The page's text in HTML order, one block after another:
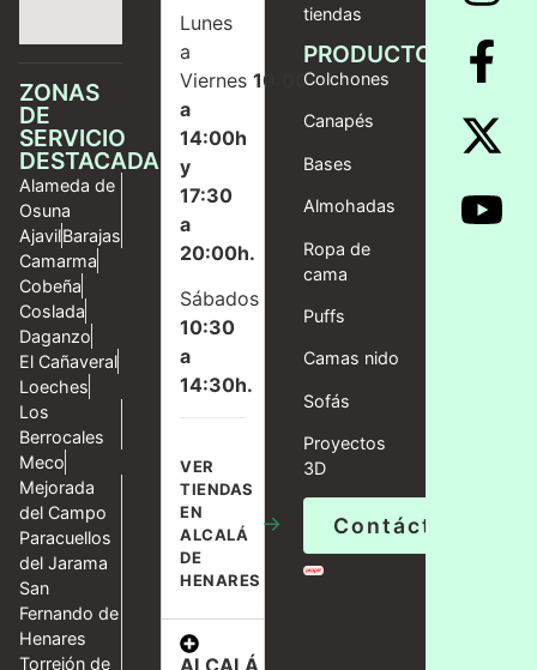
ZONAS
DE
SERVICIO
DESTACADAS
Alameda de
Osuna
AjavilBarajas
Camarma
Cobeña
Coslada
Daganzo
El Cañaveral
Loeches
Los
Berrocales
Meco
Mejorada
del Campo
Paracuellos
del Jarama
San
Fernando de
Henares
Torrejón de
Lunes
a
Viernes10:00
a
14:00h
y
17:30
a
20:00h.
Sábados
10:30
a
14:30h.
VER
TIENDAS
EN
ALCALÁ
DE
HENARES
→
ALCALÁ
tiendas
PRODUCTOS
Colchones
Canapés
Bases
Almohadas
Ropa de
cama
Puffs
Camas nido
Sofás
Proyectos
3D
Contáctanos